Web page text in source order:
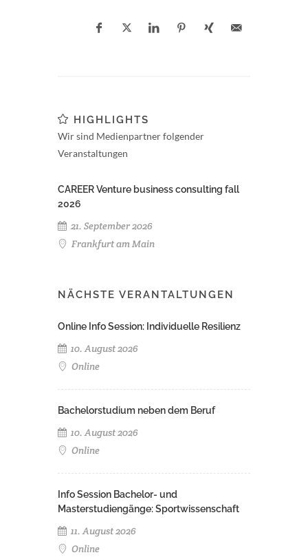
HIGHLIGHTS
Wir sind Medienpartner folgender
Veranstaltungen
CAREER Venture business consulting fall
2026
21. September 2026
Frankfurt am Main
NÄCHSTE VERANTALTUNGEN
Online Info Session: Individuelle Resilienz
10. August 2026
Online
Bachelorstudium neben dem Beruf
10. August 2026
Online
Info Session Bachelor- und
Masterstudiengänge: Sportwissenschaft
11. August 2026
Online